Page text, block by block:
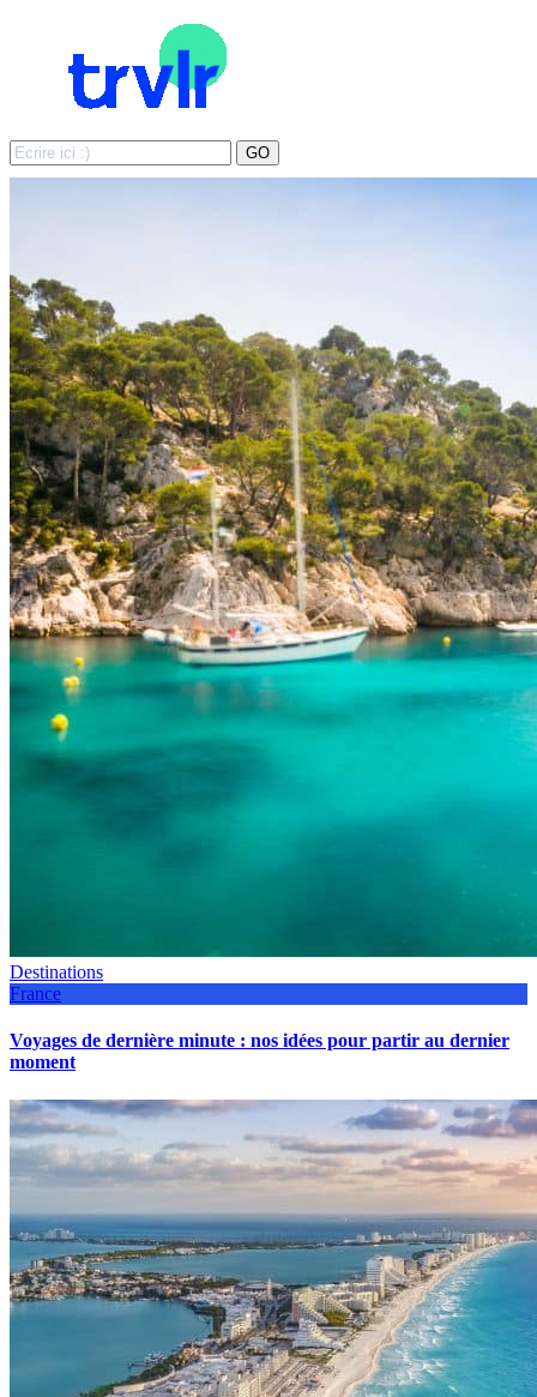
Search
for:
GO
Destinations
France
Voyages de dernière minute : nos idées pour partir au dernier
moment